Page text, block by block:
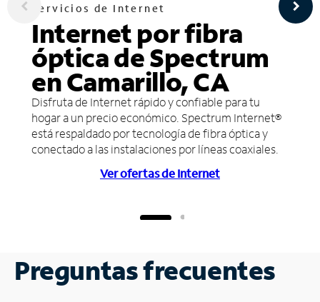
Servicios de Internet
Internet por fibra
óptica de Spectrum
en Camarillo, CA
Disfruta de Internet rápido y confiable para tu
hogar a un precio económico. Spectrum Internet®
está respaldado por tecnología de fibra óptica y
conectado a las instalaciones por líneas coaxiales.
Ver ofertas de Internet
Preguntas frecuentes